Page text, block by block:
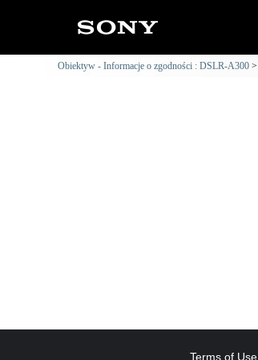
Obiektyw - Informacje o zgodności : DSLR-A300
Terms of Use